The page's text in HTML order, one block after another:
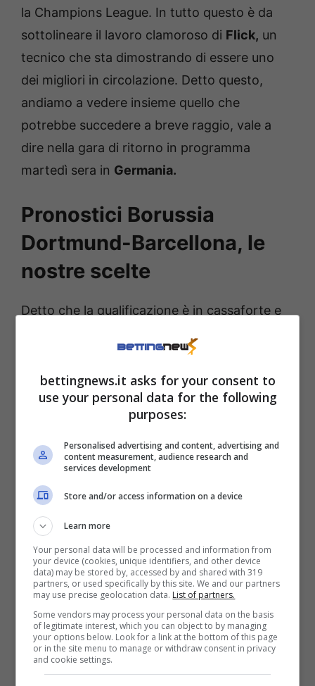
la Champions League. In tutto questo è da
sottolineare il lavoro clamoroso di Flick, un
tecnico che sta dimostrando di essere uno
dei migliori in circolazione. Detto questo,
andiamo a vedere insieme quello che
potrebbe succedere a breve raggio, vale a
dire nella gara di ritorno in programma
martedì sera in Germania.
Pronostici Borussia
Dortmund-Barcellona, le
nostre scelte
Detto che la qualificazione è in cassaforte e
davvero possibilità di andare avanti, ci
aspettiamo quasi sicuramente una partita
leggermente più aperta di quella vista la
scorsa settimana in Spagna. E quindi con la
possibilità perGuirassy, centravanti
importante del Borussia, di trovare almeno
due conclusioni nello specchio della porta.
Rimanendo sempre in casa tedesca, uno che
potrebbe trovare almeno una volta nel corso
del match i pali èBeier. Lasciando la squadra
di casa, ci trasferiamo in Spagna, ovviamente
così per dire.Lewandowskiha timbrato
all’andata e dovrebbe timbrare anche nel
match di ritorno, visto che potrebbe segnare,
bettingnews.it asks for your consent to
use your personal data for the following
purposes:
Personalised advertising and content, advertising and
content measurement, audience research and
services development
Store and/or access information on a device
Learn more
Your personal data will be processed and information from
your device (cookies, unique identifiers, and other device
data) may be stored by, accessed by and shared with 319
partners, or used specifically by this site. We and our partners
may use precise geolocation data. List of partners.
Some vendors may process your personal data on the basis
of legitimate interest, which you can object to by managing
your options below. Look for a link at the bottom of this page
or in the site menu to manage or withdraw consent in privacy
and cookie settings.